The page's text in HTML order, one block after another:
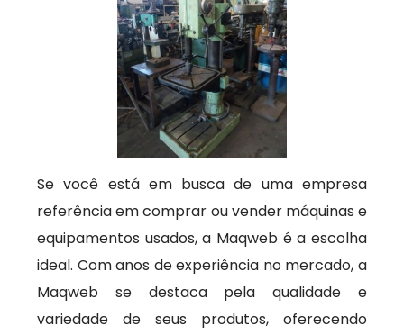
Se você está em busca de uma empresa
referência em comprar ou vender máquinas e
equipamentos usados, a Maqweb é a escolha
ideal. Com anos de experiência no mercado, a
Maqweb se destaca pela qualidade e
variedade de seus produtos, oferecendo